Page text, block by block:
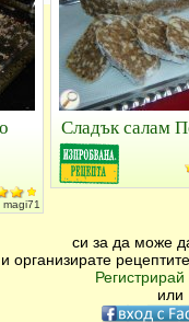
magi71
Сладък салам
си за да може
организирате
Регистрирай
или